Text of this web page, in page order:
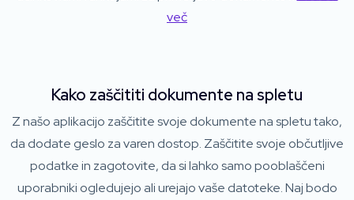
več
Kako zaščititi dokumente na spletu
Z našo aplikacijo zaščitite svoje dokumente na spletu tako,
da dodate geslo za varen dostop. Zaščitite svoje občutljive
podatke in zagotovite, da si lahko samo pooblaščeni
uporabniki ogledujejo ali urejajo vaše datoteke. Naj bodo